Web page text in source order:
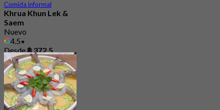
Comida informal
Khrua Khun Lek &
Saem
Nuevo
4.5
Desde฿ 372.5